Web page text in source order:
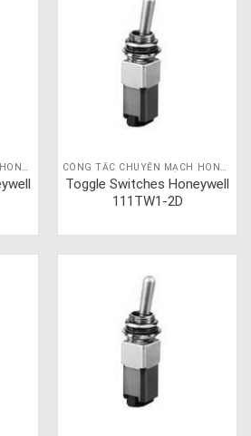
CÔNG TẮC CHUYỂN MẠCH HONEYWELL CÔNG TẮC CHUYỂN MẠCH HONEYWELL
Toggle Switches Honeywell
111TW1-2D